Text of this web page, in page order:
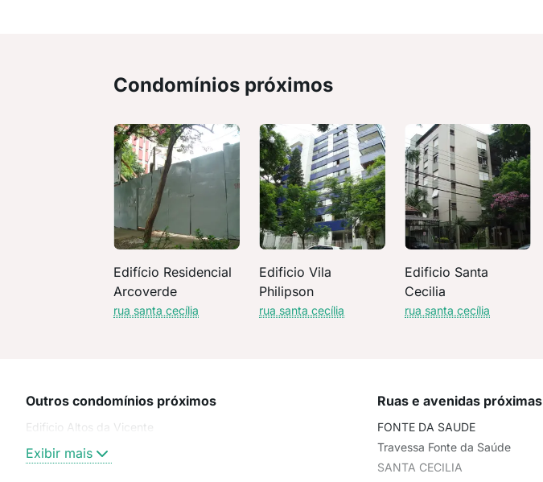
Condomínios próximos
Edifício Residencial
Arcoverde
rua santa cecília
Edificio Vila
Philipson
rua santa cecília
Edificio Santa
Cecilia
rua santa cecília
Outros condomínios próximos
Edificio Altos da Vicente
Exibir mais
Ruas e avenidas próximas
FONTE DA SAUDE
Travessa Fonte da Saúde
SANTA CECILIA